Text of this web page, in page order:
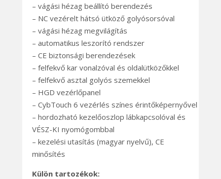
– vágási hézag beállító berendezés
– NC vezérelt hátsó ütköző golyósorsóval
– vágási hézag megvilágítás
– automatikus leszorító rendszer
– CE biztonsági berendezések
– felfekvő kar vonalzóval és oldalütközőkkel
– felfekvő asztal golyós szemekkel
– HGD vezérlőpanel
– CybTouch 6 vezérlés színes érintőképernyővel
– hordozható kezelőoszlop lábkapcsolóval és
VÉSZ-KI nyomógombbal
– kezelési utasítás (magyar nyelvű), CE
minősítés
Külön tartozékok: